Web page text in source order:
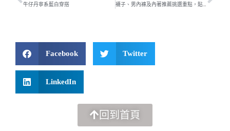
牛仔丹寧系藍白穿搭 襪子、男內褲及內著推薦挑選重點，貼身衣物和健康有關？
Facebook Twitter
LinkedIn
回到首頁